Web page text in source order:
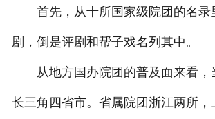
首先，从十所国家级院团的名录
剧，倒是评剧和帮子戏名列其中。
从地方国办院团的普及面来看，
长三角四省市。省属院团浙江两所，